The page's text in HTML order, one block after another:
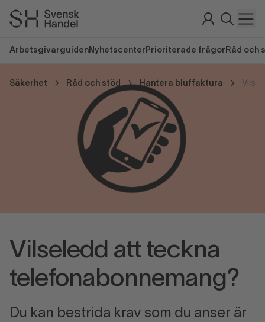
Arbetsgivarguiden Nyhetscenter Prioriterade frågor Råd och
Säkerhet Råd och stöd Hantera bluffaktura
Vilseledd att teckna
telefonabonnemang?
Du kan bestrida krav som du anser är